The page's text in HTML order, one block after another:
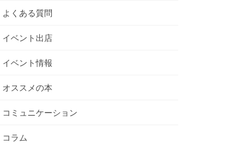
よくある質問
イベント出店
イベント情報
オススメの本
コミュニケーション
コラム